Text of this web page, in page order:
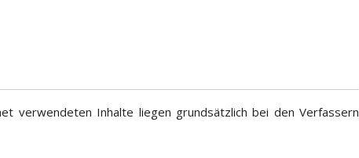
verwendeten Inhalte liegen grundsätzlich bei den Verfassern